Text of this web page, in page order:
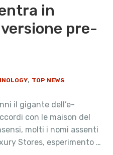
in
pre-
, TOP NEWS
il gigante dell’e-
con le maison del
molti i nomi assenti
Stores, esperimento …